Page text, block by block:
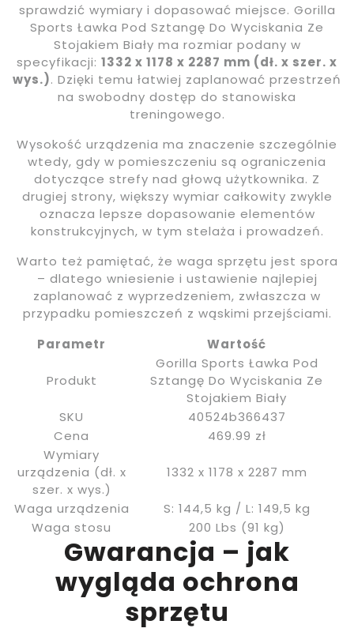
sprawdzić wymiary i dopasować miejsce. Gorilla
Sports Ławka Pod Sztangę Do Wyciskania Ze
Stojakiem Biały ma rozmiar podany w
specyfikacji: 1332 x 1178 x 2287 mm (dł. x szer. x
wys.). Dzięki temu łatwiej zaplanować przestrzeń
na swobodny dostęp do stanowiska
treningowego.
Wysokość urządzenia ma znaczenie szczególnie
wtedy, gdy w pomieszczeniu są ograniczenia
dotyczące strefy nad głową użytkownika. Z
drugiej strony, większy wymiar całkowity zwykle
oznacza lepsze dopasowanie elementów
konstrukcyjnych, w tym stelaża i prowadzeń.
Warto też pamiętać, że waga sprzętu jest spora
– dlatego wniesienie i ustawienie najlepiej
zaplanować z wyprzedzeniem, zwłaszcza w
przypadku pomieszczeń z wąskimi przejściami.
Parametr
Wartość
Produkt
Gorilla Sports Ławka Pod
Sztangę Do Wyciskania Ze
Stojakiem Biały
SKU
40524b366437
Cena
469.99 zł
Wymiary
urządzenia (dł. x
szer. x wys.)
1332 x 1178 x 2287 mm
Waga urządzenia
S: 144,5 kg / L: 149,5 kg
Waga stosu
200 Lbs (91 kg)
Gwarancja – jak
wygląda ochrona
sprzętu